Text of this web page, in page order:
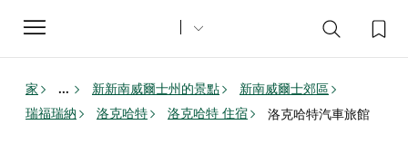
Toggle
navigation
家 ... 新新南威爾士州的景點
新南威爾士郊區
瑞福瑞納
洛克哈特 洛克哈特 住宿 洛克哈特汽車旅館